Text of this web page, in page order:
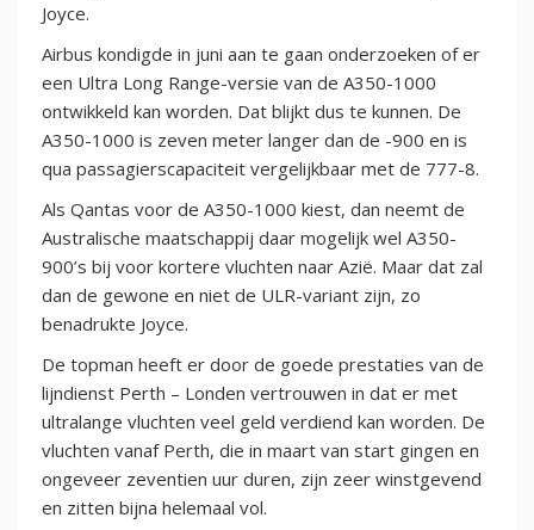
Joyce.
Airbus kondigde in juni aan te gaan onderzoeken of er
een Ultra Long Range-versie van de A350-1000
ontwikkeld kan worden. Dat blijkt dus te kunnen. De
A350-1000 is zeven meter langer dan de -900 en is
qua passagierscapaciteit vergelijkbaar met de 777-8.
Als Qantas voor de A350-1000 kiest, dan neemt de
Australische maatschappij daar mogelijk wel A350-
900’s bij voor kortere vluchten naar Azië. Maar dat zal
dan de gewone en niet de ULR-variant zijn, zo
benadrukte Joyce.
De topman heeft er door de goede prestaties van de
lijndienst Perth – Londen vertrouwen in dat er met
ultralange vluchten veel geld verdiend kan worden. De
vluchten vanaf Perth, die in maart van start gingen en
ongeveer zeventien uur duren, zijn zeer winstgevend
en zitten bijna helemaal vol.